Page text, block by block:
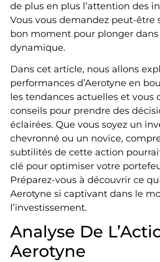
de plus en plus l’attention des
Vous vous demandez peut-être
bon moment pour plonger
dynamique.
Dans cet article, nous allons
performances d’Aerotyne en
les tendances actuelles et vous
conseils pour prendre des
éclairées. Que vous soyez un
chevronné ou un novice,
subtilités de cette action
clé pour optimiser votre
Préparez-vous à découvrir ce
Aerotyne si captivant dans le
l’investissement.
Analyse De
Aerotyne